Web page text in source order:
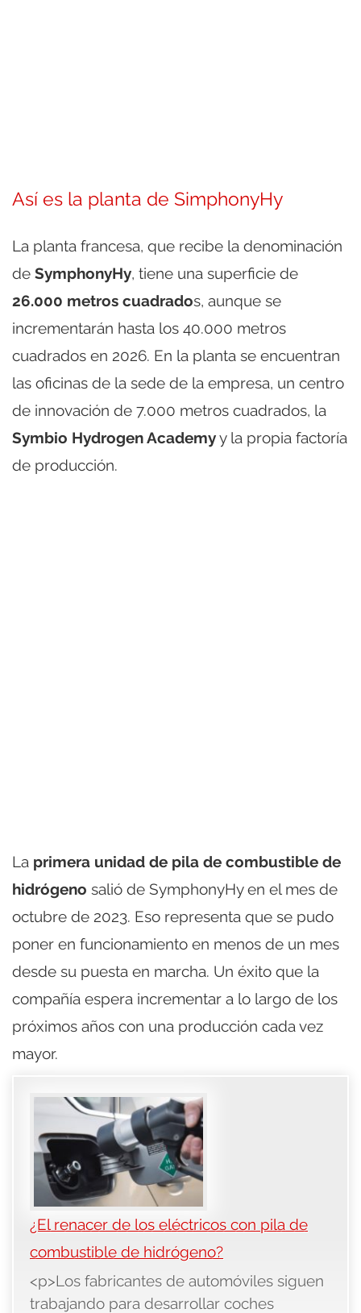
Así es la planta de SimphonyHy
La planta francesa, que recibe la denominación
de SymphonyHy, tiene una superficie de
26.000 metros cuadrados, aunque se
incrementarán hasta los 40.000 metros
cuadrados en 2026. En la planta se encuentran
las oficinas de la sede de la empresa, un centro
de innovación de 7.000 metros cuadrados, la
Symbio Hydrogen Academyy la propia factoría
de producción.
La primera unidad de pila de combustible de
hidrógeno salió de SymphonyHy en el mes de
octubre de 2023. Eso representa que se pudo
poner en funcionamiento en menos de un mes
desde su puesta en marcha. Un éxito que la
compañía espera incrementar a lo largo de los
próximos años con una producción cada vez
mayor.
¿El renacer de los eléctricos con pila de
combustible de hidrógeno?
<p>Los fabricantes de automóviles siguen
trabajando para desarrollar coches